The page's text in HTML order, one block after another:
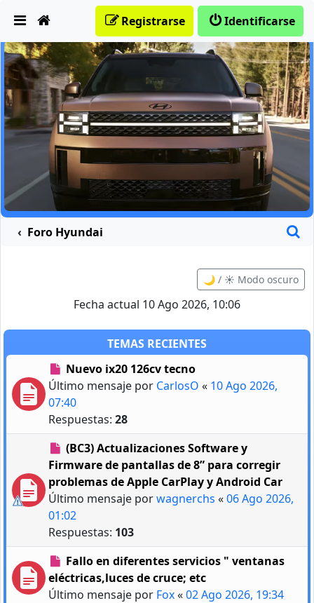
Identificarse
Registrarse
Foro Hyundai
🌙 / ☀️ Modo oscuro
Fecha actual 10 Ago 2026, 10:06
TEMAS RECIENTES
Nuevo ix20 126cv tecno
Último mensaje por CarlosO « 10 Ago 2026,
07:40
Respuestas: 28
(BC3) Actualizaciones Software y
Firmware de pantallas de 8” para corregir
problemas de Apple CarPlay y Android Car
Último mensaje porwagnerchs «06 Ago 2026,
01:02
Respuestas: 103
Fallo en diferentes servicios " ventanas
eléctricas,luces de cruce; etc
Último mensaje por Fox«02 Ago 2026, 19:34